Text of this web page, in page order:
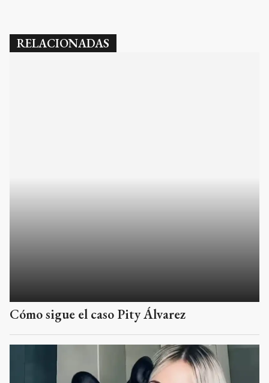
RELACIONADAS
Cómo sigue el caso Pity Álvarez